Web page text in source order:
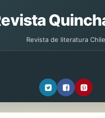
Revista de literatura Chile